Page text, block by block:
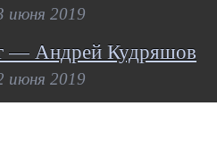
июня 2019
— Андрей Кудряшов
июня 2019